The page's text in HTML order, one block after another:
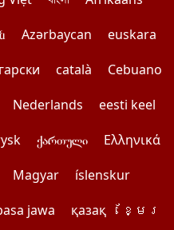
Azərbaycan
euskara
català
Cebuano
Nederlands
eesti keel
ქართული
Ελληνικά
Magyar
íslenskur
jawa қазақ ខ្មែរ